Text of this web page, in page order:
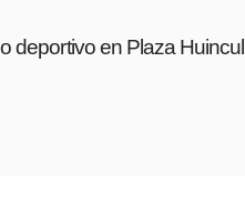
deportivo en Plaza Huincul